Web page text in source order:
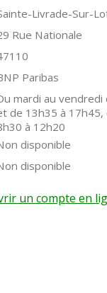
Livrade-Sur-
Rue Nationale
Paribas
mardi au
de 13h35 à 17h45,
à 12h20
disponible
disponible
un compte en